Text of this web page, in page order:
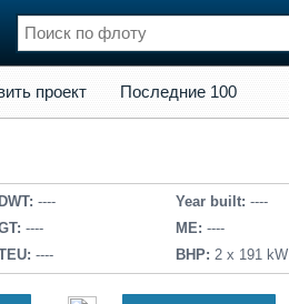
Флот
Отзывы
Все службы
проект Последние 100
----
----
----
Year built: ----
ME: ----
BHP: 2 x 191 kW